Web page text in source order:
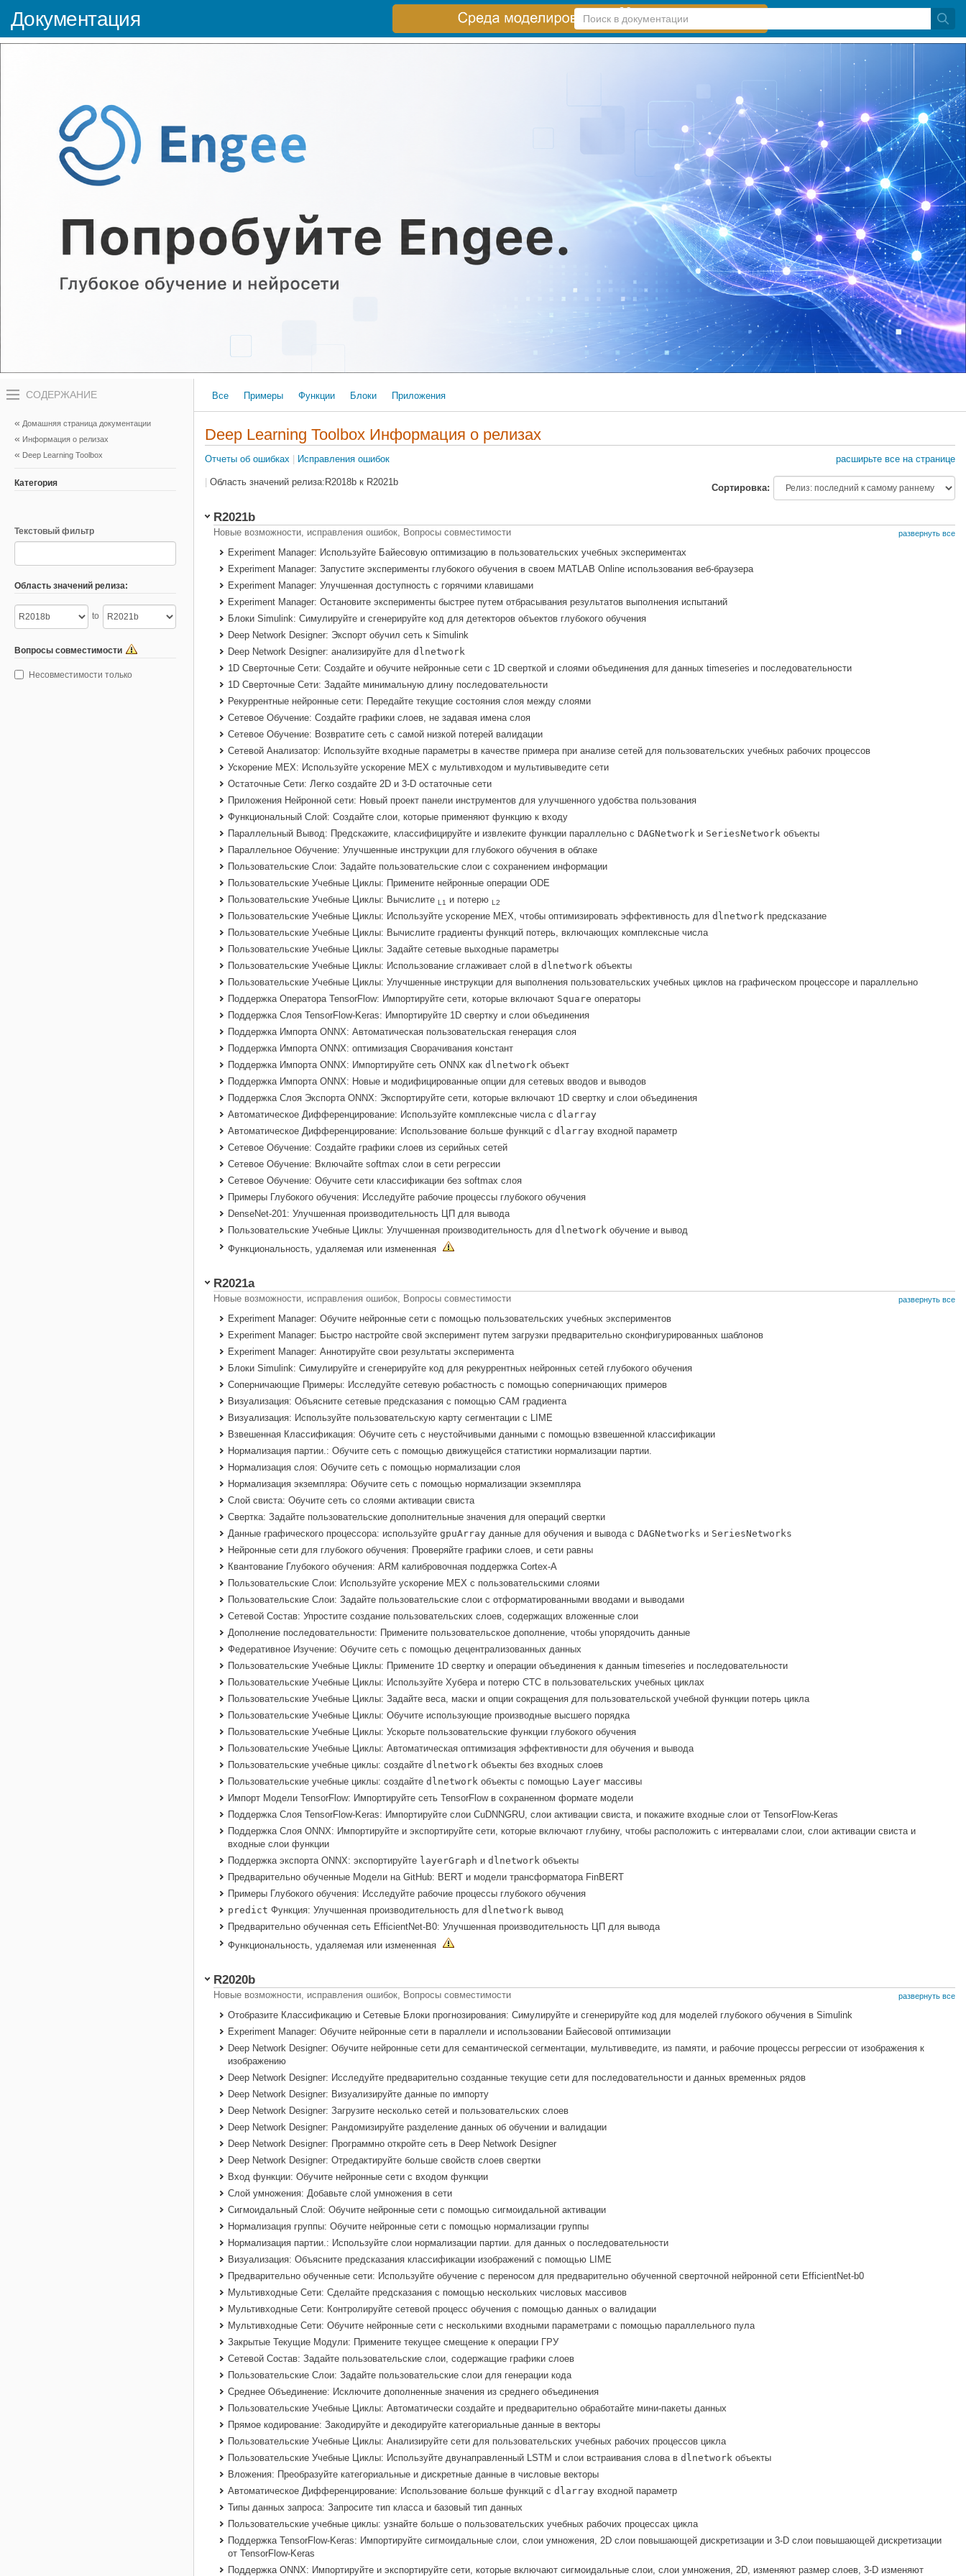
Документация
Справка
по
поиску
Переключатель
навигационного
вне
холста
переключатель
навигационного
холста
Домашняя страница документации
Информация о релизах
Deep Learning Toolbox
Категория
Текстовый фильтр
Область значений релиза:
Запуск
релиза
релиза
Вопросы совместимости
Несовместимости только
Все Примеры Функции Блоки Приложения
Deep Learning Toolbox Информация о релизах
Отчеты об ошибках Исправления ошибок расширьте все на странице
Область значений релиза: R2018b к R2021b Сортировка:
R2021b
Новые возможности, исправления ошибок, Вопросы совместимости развернуть все
Experiment Manager: Используйте Байесовую оптимизацию в пользовательских учебных экспериментах
Experiment Manager: Запустите эксперименты глубокого обучения в своем MATLAB Online использования веб-браузера
Experiment Manager: Улучшенная доступность с горячими клавишами
Experiment Manager: Остановите эксперименты быстрее путем отбрасывания результатов выполнения испытаний
Блоки Simulink: Симулируйте и сгенерируйте код для детекторов объектов глубокого обучения
Deep Network Designer: Экспорт обучил сеть к Simulink
Deep Network Designer: анализируйте для dlnetwork
1D Сверточные Сети: Создайте и обучите нейронные сети с 1D сверткой и слоями объединения для данных timeseries и последовательности
1D Сверточные Сети: Задайте минимальную длину последовательности
Рекуррентные нейронные сети: Передайте текущие состояния слоя между слоями
Сетевое Обучение: Создайте графики слоев, не задавая имена слоя
Сетевое Обучение: Возвратите сеть с самой низкой потерей валидации
Сетевой Анализатор: Используйте входные параметры в качестве примера при анализе сетей для пользовательских учебных рабочих процессов
Ускорение MEX: Используйте ускорение MEX с мультивходом и мультивыведите сети
Остаточные Сети: Легко создайте 2D и 3-D остаточные сети
Приложения Нейронной сети: Новый проект панели инструментов для улучшенного удобства пользования
Функциональный Слой: Создайте слои, которые применяют функцию к входу
Параллельный Вывод: Предскажите, классифицируйте и извлеките функции параллельно с DAGNetwork и SeriesNetwork объекты
Параллельное Обучение: Улучшенные инструкции для глубокого обучения в облаке
Пользовательские Слои: Задайте пользовательские слои с сохранением информации
Пользовательские Учебные Циклы: Примените нейронные операции ODE
Пользовательские Учебные Циклы: Вычислите L1 и потерю L2
Пользовательские Учебные Циклы: Используйте ускорение MEX, чтобы оптимизировать эффективность для dlnetwork предсказание
Пользовательские Учебные Циклы: Вычислите градиенты функций потерь, включающих комплексные числа
Пользовательские Учебные Циклы: Задайте сетевые выходные параметры
Пользовательские Учебные Циклы: Использование сглаживает слой в dlnetwork объекты
Пользовательские Учебные Циклы: Улучшенные инструкции для выполнения пользовательских учебных циклов на графическом процессоре и параллельно
Поддержка Оператора TensorFlow: Импортируйте сети, которые включают Square операторы
Поддержка Слоя TensorFlow-Keras: Импортируйте 1D свертку и слои объединения
Поддержка Импорта ONNX: Автоматическая пользовательская генерация слоя
Поддержка Импорта ONNX: оптимизация Сворачивания констант
Поддержка Импорта ONNX: Импортируйте сеть ONNX как dlnetwork объект
Поддержка Импорта ONNX: Новые и модифицированные опции для сетевых вводов и выводов
Поддержка Слоя Экспорта ONNX: Экспортируйте сети, которые включают 1D свертку и слои объединения
Автоматическое Дифференцирование: Используйте комплексные числа с dlarray
Автоматическое Дифференцирование: Использование больше функций с dlarray входной параметр
Сетевое Обучение: Создайте графики слоев из серийных сетей
Сетевое Обучение: Включайте softmax слои в сети регрессии
Сетевое Обучение: Обучите сети классификации без softmax слоя
Примеры Глубокого обучения: Исследуйте рабочие процессы глубокого обучения
DenseNet-201: Улучшенная производительность ЦП для вывода
Пользовательские Учебные Циклы: Улучшенная производительность для dlnetwork обучение и вывод
Функциональность, удаляемая или измененная
R2021a
Новые возможности, исправления ошибок, Вопросы совместимости развернуть все
Experiment Manager: Обучите нейронные сети с помощью пользовательских учебных экспериментов
Experiment Manager: Быстро настройте свой эксперимент путем загрузки предварительно сконфигурированных шаблонов
Experiment Manager: Аннотируйте свои результаты эксперимента
Блоки Simulink: Симулируйте и сгенерируйте код для рекуррентных нейронных сетей глубокого обучения
Соперничающие Примеры: Исследуйте сетевую робастность с помощью соперничающих примеров
Визуализация: Объясните сетевые предсказания с помощью CAM градиента
Визуализация: Используйте пользовательскую карту сегментации с LIME
Взвешенная Классификация: Обучите сеть с неустойчивыми данными с помощью взвешенной классификации
Нормализация партии.: Обучите сеть с помощью движущейся статистики нормализации партии.
Нормализация слоя: Обучите сеть с помощью нормализации слоя
Нормализация экземпляра: Обучите сеть с помощью нормализации экземпляра
Слой свиста: Обучите сеть со слоями активации свиста
Свертка: Задайте пользовательские дополнительные значения для операций свертки
Данные графического процессора: используйте gpuArray данные для обучения и вывода с DAGNetworks и SeriesNetworks
Нейронные сети для глубокого обучения: Проверяйте графики слоев, и сети равны
Квантование Глубокого обучения: ARM калибровочная поддержка Cortex-A
Пользовательские Слои: Используйте ускорение MEX с пользовательскими слоями
Пользовательские Слои: Задайте пользовательские слои с отформатированными вводами и выводами
Сетевой Состав: Упростите создание пользовательских слоев, содержащих вложенные слои
Дополнение последовательности: Примените пользовательское дополнение, чтобы упорядочить данные
Федеративное Изучение: Обучите сеть с помощью децентрализованных данных
Пользовательские Учебные Циклы: Примените 1D свертку и операции объединения к данным timeseries и последовательности
Пользовательские Учебные Циклы: Используйте Хубера и потерю CTC в пользовательских учебных циклах
Пользовательские Учебные Циклы: Задайте веса, маски и опции сокращения для пользовательской учебной функции потерь цикла
Пользовательские Учебные Циклы: Обучите использующие производные высшего порядка
Пользовательские Учебные Циклы: Ускорьте пользовательские функции глубокого обучения
Пользовательские Учебные Циклы: Автоматическая оптимизация эффективности для обучения и вывода
Пользовательские учебные циклы: создайте dlnetwork объекты без входных слоев
Пользовательские учебные циклы: создайте dlnetwork объекты с помощью Layer массивы
Импорт Модели TensorFlow: Импортируйте сеть TensorFlowв сохраненном формате модели
Поддержка Слоя TensorFlow-Keras: Импортируйте слои CuDNNGRU, слои активации свиста, и покажите входные слои от TensorFlow-Keras
Поддержка Слоя ONNX: Импортируйте и экспортируйте сети, которые включают глубину, чтобы расположить с интервалами слои, слои активации свиста и
входные слои функции
Поддержка экспорта ONNX: экспортируйте layerGraph и dlnetwork объекты
Предварительно обученные Модели на GitHub: BERT и модели трансформатора FinBERT
Примеры Глубокого обучения: Исследуйте рабочие процессы глубокого обучения
predict Функция: Улучшенная производительность для dlnetwork вывод
Предварительно обученная сеть EfficientNet-B0: Улучшенная производительность ЦП для вывода
Функциональность, удаляемая или измененная
R2020b
Новые возможности, исправления ошибок, Вопросы совместимости развернуть все
Отобразите Классификацию и Сетевые Блоки прогнозирования: Симулируйте и сгенерируйте код для моделей глубокого обучения в Simulink
Experiment Manager: Обучите нейронные сети в параллели и использовании Байесовой оптимизации
Deep Network Designer: Обучите нейронные сети для семантической сегментации, мультивведите, из памяти, и рабочие процессы регрессии от изображения к
изображению
Deep Network Designer: Исследуйте предварительно созданные текущие сети для последовательности и данных временных рядов
Deep Network Designer: Визуализируйте данные по импорту
Deep Network Designer: Загрузите несколько сетей и пользовательских слоев
Deep Network Designer: Рандомизируйте разделение данных об обучении и валидации
Deep Network Designer: Программно откройте сеть в Deep Network Designer
Deep Network Designer: Отредактируйте больше свойств слоев свертки
Вход функции: Обучите нейронные сети с входом функции
Слой умножения: Добавьте слой умножения в сети
Сигмоидальный Слой: Обучите нейронные сети с помощью сигмоидальной активации
Нормализация группы: Обучите нейронные сети с помощью нормализации группы
Нормализация партии.: Используйте слои нормализации партии. для данных о последовательности
Визуализация: Объясните предсказания классификации изображений с помощью LIME
Предварительно обученные сети: Используйте обучение с переносом для предварительно обученной сверточной нейронной сети EfficientNet-b0
Мультивходные Сети: Сделайте предсказания с помощью нескольких числовых массивов
Мультивходные Сети: Контролируйте сетевой процесс обучения с помощью данных о валидации
Мультивходные Сети: Обучите нейронные сети с несколькими входными параметрами с помощью параллельного пула
Закрытые Текущие Модули: Примените текущее смещение к операции ГРУ
Сетевой Состав: Задайте пользовательские слои, содержащие графики слоев
Пользовательские Слои: Задайте пользовательские слои для генерации кода
Среднее Объединение: Исключите дополненные значения из среднего объединения
Пользовательские Учебные Циклы: Автоматически создайте и предварительно обработайте мини-пакеты данных
Прямое кодирование: Закодируйте и декодируйте категориальные данные в векторы
Пользовательские Учебные Циклы: Анализируйте сети для пользовательских учебных рабочих процессов цикла
Пользовательские Учебные Циклы: Используйте двунаправленный LSTM и слои встраивания слова в dlnetwork объекты
Вложения: Преобразуйте категориальные и дискретные данные в числовые векторы
Автоматическое Дифференцирование: Использование больше функций с dlarray входной параметр
Типы данных запроса: Запросите тип класса и базовый тип данных
Пользовательские учебные циклы: узнайте больше о пользовательских учебных рабочих процессах цикла
Поддержка TensorFlow-Keras: Импортируйте сигмоидальные слои, слои умножения, 2D слои повышающей дискретизации и 3-D слои повышающей дискретизации
от TensorFlow-Keras
Поддержка ONNX: Импортируйте и экспортируйте сети, которые включают сигмоидальные слои, слои умножения, 2D, изменяют размер слоев, 3-D изменяют